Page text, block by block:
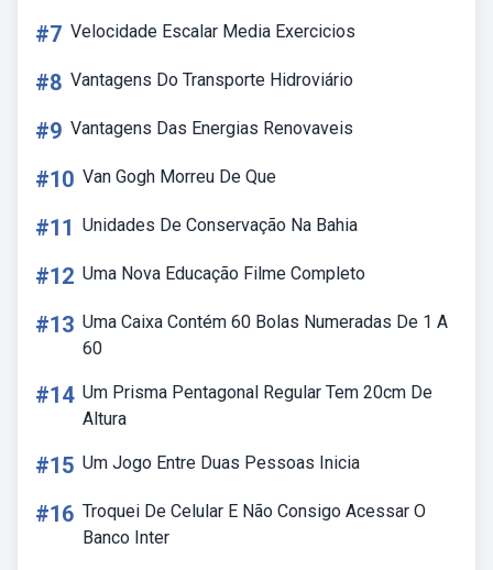
#7 Velocidade Escalar Media Exercicios
#8 Vantagens Do Transporte Hidroviário
#9 Vantagens Das Energias Renovaveis
#10 Van Gogh Morreu De Que
#11 Unidades De Conservação Na Bahia
#12 Uma Nova Educação Filme Completo
#13 Uma Caixa Contém 60 Bolas Numeradas De 1 A
60
#14 Um Prisma Pentagonal Regular Tem 20cm De
Altura
#15 Um Jogo Entre Duas Pessoas Inicia
#16 Troquei De Celular E Não Consigo Acessar O
Banco Inter